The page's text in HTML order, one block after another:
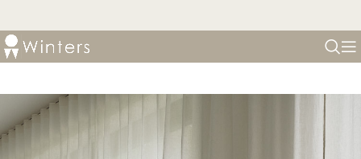
ARKITEKTVILLA